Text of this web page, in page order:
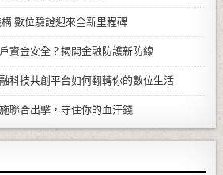
數位驗證迎來全新里程碑
資金安全？揭開金融防護新防線
科技共創平台如何翻轉你的數位生活
聯合出擊，守住你的血汗錢